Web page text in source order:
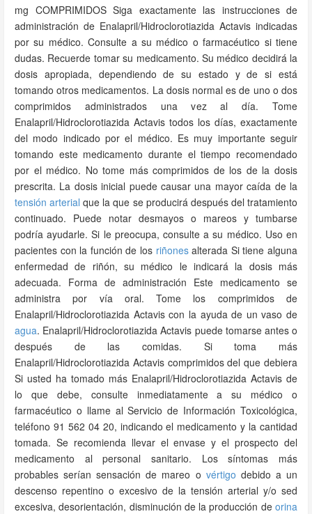
mg COMPRIMIDOS Siga exactamente las instrucciones de
administración de Enalapril/Hidroclorotiazida Actavis indicadas
por su médico. Consulte a su médico o farmacéutico si tiene
dudas. Recuerde tomar su medicamento. Su médico decidirá la
dosis apropiada, dependiendo de su estado y de si está
tomando otros medicamentos. La dosis normal es de uno o dos
comprimidos administrados una vez al día. Tome
Enalapril/Hidroclorotiazida Actavis todos los días, exactamente
del modo indicado por el médico. Es muy importante seguir
tomando este medicamento durante el tiempo recomendado
por el médico. No tome más comprimidos de los de la dosis
prescrita. La dosis inicial puede causar una mayor caída de la
tensión arterial que la que se producirá después del tratamiento
continuado. Puede notar desmayos o mareos y tumbarse
podría ayudarle. Si le preocupa, consulte a su médico. Uso en
pacientes con la función de los riñonesalterada Si tiene alguna
enfermedad de riñón, su médico le indicará la dosis más
adecuada. Forma de administración Este medicamento se
administra por vía oral. Tome los comprimidos de
Enalapril/Hidroclorotiazida Actavis con la ayuda de un vaso de
agua. Enalapril/Hidroclorotiazida Actavis puede tomarse antes o
después de las comidas. Si toma más
Enalapril/Hidroclorotiazida Actavis comprimidos del que debiera
Si usted ha tomado más Enalapril/Hidroclorotiazida Actavis de
lo que debe, consulte inmediatamente a su médico o
farmacéutico o llame al Servicio de Información Toxicológica,
teléfono 91 562 04 20, indicando el medicamento y la cantidad
tomada. Se recomienda llevar el envase y el prospecto del
medicamento al personal sanitario. Los síntomas más
probables serían sensación de mareo o vértigo debido a un
descenso repentino o excesivo de la tensión arterial y/o sed
excesiva, desorientación, disminución de la producción de orina